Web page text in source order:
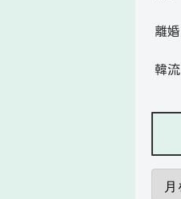
離婚
韓流